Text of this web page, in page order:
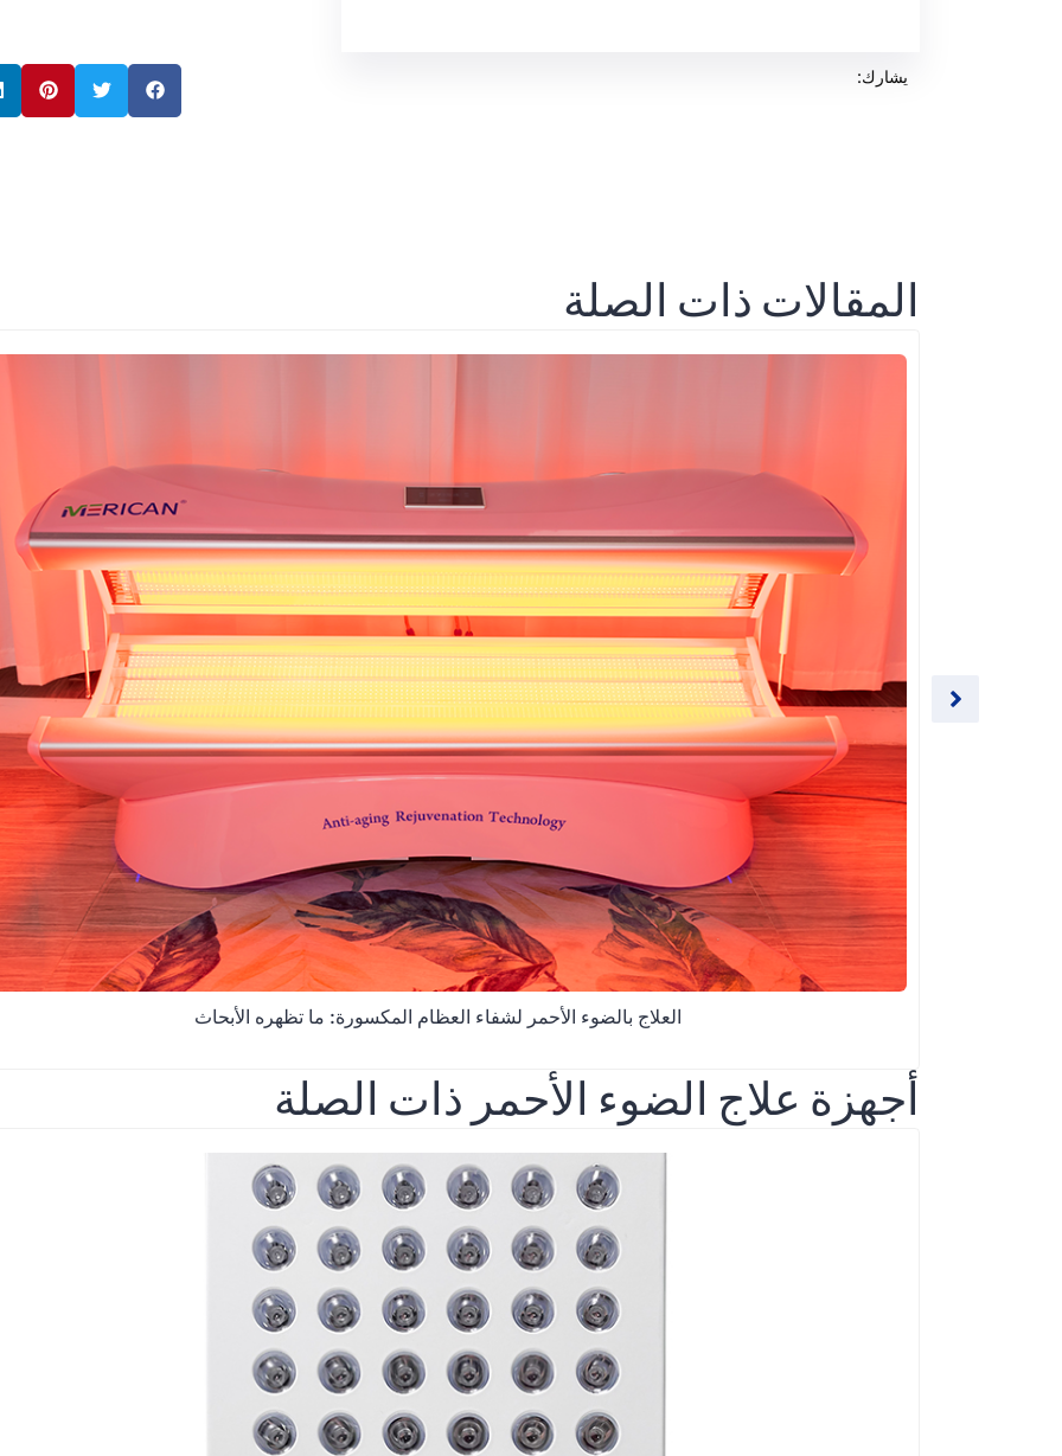
يشارك:
المقالات ذات الصلة
العلاج بالضوء الأحمر لشفاء العظام المكسورة: ما تظهره الأبحاث
أجهزة علاج الضوء الأحمر ذات الصلة